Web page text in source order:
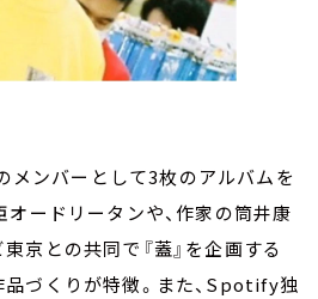
メンバーとして3枚のアルバムを
オードリータンや、作家の筒井康
京との共同で『蓋』を企画する
品づくりが特徴。また、Spotify独